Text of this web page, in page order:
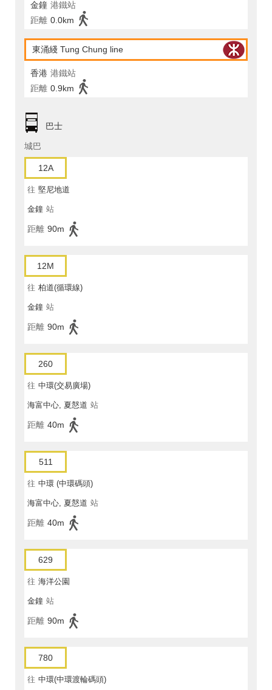
金鐘 港鐵站
距離 0.0km
東涌綫 Tung Chung line
香港 港鐵站
距離 0.9km
巴士
城巴
12A
往 堅尼地道
金鐘 站
距離 90m
12M
往 柏道(循環線)
金鐘 站
距離 90m
260
往 中環(交易廣場)
海富中心, 夏慤道 站
距離 40m
511
往 中環 (中環碼頭)
海富中心, 夏慤道 站
距離 40m
629
往 海洋公園
金鐘 站
距離 90m
780
往 中環(中環渡輪碼頭)